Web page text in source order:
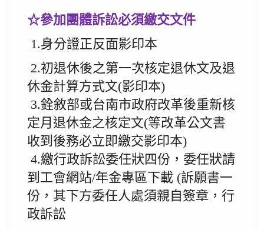
☆參加團體訴訟必須繳交文件
1.身分證正反面影印本
2.初退休後之第一次核定退休文及退
休金計算方式文(影印本)
3.銓敘部或台南市政府改革後重新核
定月退休金之核定文(等改革公文書
收到後務必立即繳交影印本)
4.繳行政訴訟委任狀四份，委任狀請
到工會網站/年金專區下載 (訴願書一
份，其下方委任人處須親自簽章，行
政訴訟